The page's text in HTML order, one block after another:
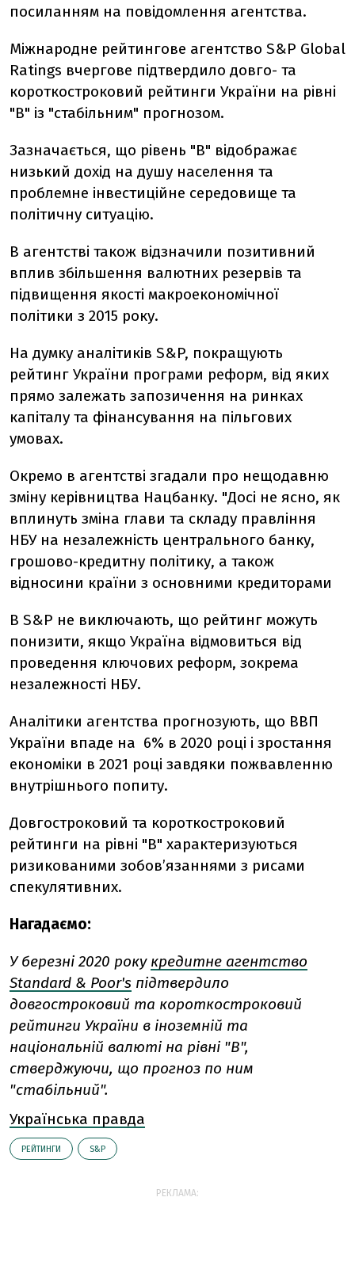
посиланням на повідомлення агентства.
Міжнародне рейтингове агентство S&P Global
Ratings вчергове підтвердило довго- та
короткостроковий рейтинги України на рівні
"В" із "стабільним" прогнозом.
Зазначається, що рівень "В" відображає
низький дохід на душу населення та
проблемне інвестиційне середовище та
політичну ситуацію.
В агентстві також відзначили позитивний
вплив збільшення валютних резервів та
підвищення якості макроекономічної
політики з 2015 року.
На думку аналітиків S&P, покращують
рейтинг України програми реформ, від яких
прямо залежать запозичення на ринках
капіталу та фінансування на пільгових
умовах.
Окремо в агентстві згадали про нещодавню
зміну керівництва Нацбанку. "Досі не ясно, як
вплинуть зміна глави та складу правління
НБУ на незалежність центрального банку,
грошово-кредитну політику, а також
відносини країни з основними кредиторами
В S&P не виключають, що рейтинг можуть
понизити, якщо Україна відмовиться від
проведення ключових реформ, зокрема
незалежності НБУ.
Аналітики агентства прогнозують, що ВВП
України впаде на 6% в 2020 році і зростання
економіки в 2021 році завдяки пожвавленню
внутрішнього попиту.
Довгостроковий та короткостроковий
рейтинги на рівні "В" характеризуються
ризикованими зобов’язаннями з рисами
спекулятивних.
Нагадаємо:
У березні 2020 року кредитне агентство
Standard & Poor's підтвердило
довгостроковий та короткостроковий
рейтинги України в іноземній та
національній валюті на рівні "В",
стверджуючи, що прогноз по ним
"стабільний".
Українська правда
РЕЙТИНГИ S&P
РЕКЛАМА: